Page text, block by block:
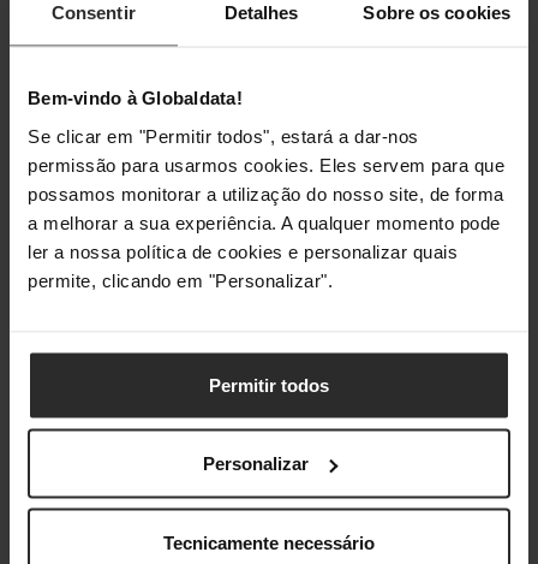
Consentir Detalhes Sobre os cookies
Bem-vindo à Globaldata!
Se clicar em "Permitir todos", estará a dar-nos
permissão para usarmos cookies. Eles servem para que
possamos monitorar a utilização do nosso site, de forma
a melhorar a sua experiência. A qualquer momento pode
ler a nossa política de cookies e personalizar quais
permite, clicando em "Personalizar".
Permitir todos
Personalizar
Tecnicamente necessário
Capacidade da bateria
Bateria recarregável
Voltagem da bateria 3,65 V
Bateria incorporada Sim
Pesos e dimensões
106 mm
Peso 280 g